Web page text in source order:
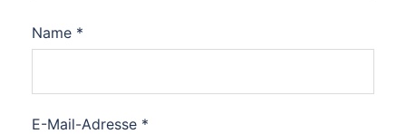
Name *
E-Mail-Adresse *